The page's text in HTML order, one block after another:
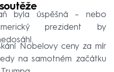
byla úspěšná – nebo
prezident by
Nobelovy ceny za mír
na samotném začátku